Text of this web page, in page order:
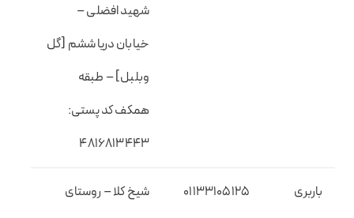
شهید افضلی –
خیابان دریا ششم [گل
وبلبل] – طبقه
همکف کد پستی:
۴۸۱۶۸۱۳۴۴۳
باربری
01133105125
شیخ کلا – روستای